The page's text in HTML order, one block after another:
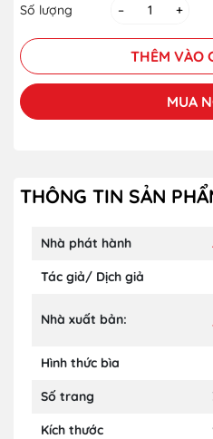
Số lượng – +
THÊM VÀO
MUA
THÔNG TIN SẢN
Nhà phát hành
Tác giả/ Dịch giả
Nhà xuất bản:
Hình thức bìa
Số trang
Kích thước